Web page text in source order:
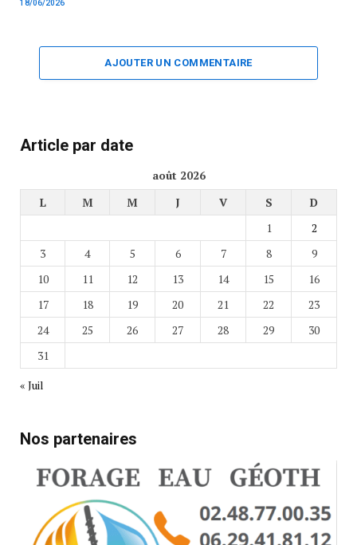
18/06/2026
AJOUTER UN COMMENTAIRE
Article par date
août 2026
L
M M J V S
D
1
2
3
4 5 6 7 8
9
10
11 12 13 14 15
16
17
18 19 20 21 22
23
24
25 26 27 28 29
30
31
« Juil
Nos partenaires